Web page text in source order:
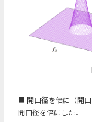
■ 開口径を倍に（開
開口径を倍にした．